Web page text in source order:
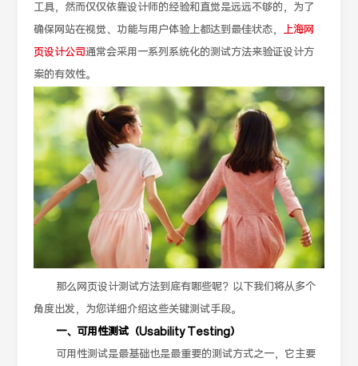
工具，然而仅仅依靠设计师的经验和直觉是远远不够的，为了
确保网站在视觉、功能与用户体验上都达到最佳状态， 上海网
页设计公司通常会采用一系列系统化的测试方法来验证设计方
案的有效性。
那么网页设计测试方法到底有哪些呢？以下我们将从多个
角度出发，为您详细介绍这些关键测试手段。
一、可用性测试（Usability Testing）
可用性测试是最基础也是最重要的测试方式之一，它主要